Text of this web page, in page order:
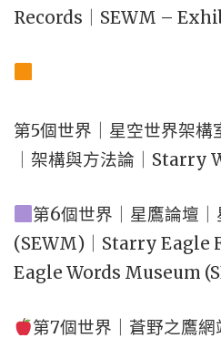
Records｜SEWM –
第5個世界｜星空世界架構
｜架構與方法論｜
第6個世界｜星鷹論壇
(SEWM)｜Starry Eagle
Eagle Words Museum
第7個世界｜蒼野之鷹網